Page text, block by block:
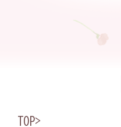
TOP>